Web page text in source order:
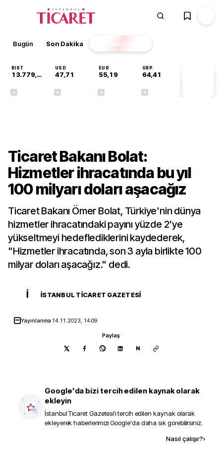
Bugün Son Dakika Finans EKSTRA
BIST
13.779,39
USD
47,71
EUR
55,19
GBP
64,41
Ticaret Bakanı Bolat:
Hizmetler ihracatında bu yıl
100 milyarı doları aşacağız
Ticaret Bakanı Ömer Bolat, Türkiye'nin dünya
hizmetler ihracatındaki payını yüzde 2'ye
yükseltmeyi hedeflediklerini kaydederek,
"Hizmetler ihracatında, son 3 ayla birlikte 100
milyar doları aşacağız." dedi.
İ İSTANBUL TICARET GAZETESI
Yayınlanma 14.11.2023, 14:09
Paylaş
N
Google'da bizi tercih edilen kaynak olarak
ekleyin
İstanbul Ticaret Gazetesi'i tercih edilen kaynak olarak
ekleyerek haberlerimizi Google'da daha sık görebilirsiniz.
Nasıl çalışır?›